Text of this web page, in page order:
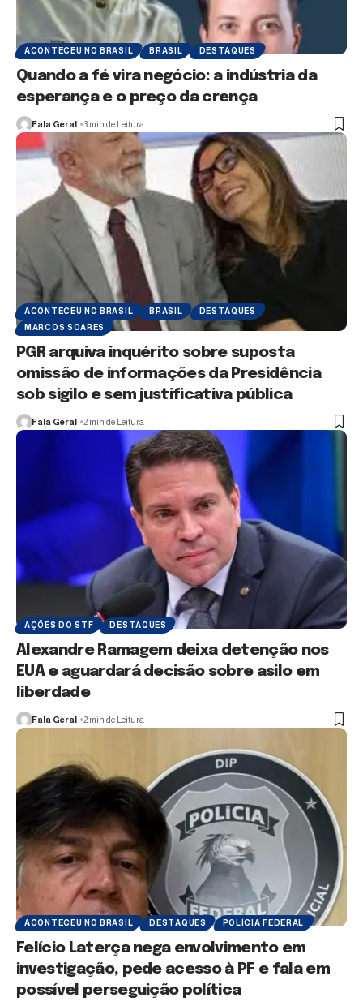
ACONTECEU NO BRASIL BRASIL DESTAQUES
Quando a fé vira negócio: a indústria da
esperança e o preço da crença
Fala Geral 3 min de Leitura
ACONTECEU NO BRASIL BRASIL
DESTAQUES
MARCOS SOARES
PGR arquiva inquérito sobre suposta
omissão de informações da Presidência
sob sigilo e sem justificativa pública
Fala Geral 2 min de Leitura
AÇÕES DO STF DESTAQUES
Alexandre Ramagem deixa detenção nos
EUA e aguardará decisão sobre asilo em
liberdade
Fala Geral 2 min de Leitura
ACONTECEU NO BRASIL DESTAQUES POLÍCIA FEDERAL
Felício Laterça nega envolvimento em
investigação, pede acesso à PF e fala em
possível perseguição política